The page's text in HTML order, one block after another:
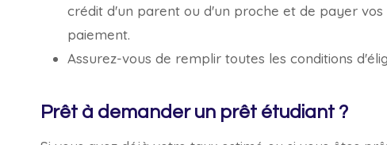
crédit d'un parent ou d'un proche et de payer
paiement.
Assurez-vous de remplir toutes les conditions
Prêt à demander un prêt étudiant ?